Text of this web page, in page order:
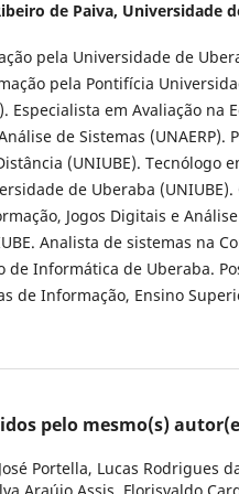
de Paiva, Universidade
pela Universidade de
pela Pontifícia
Especialista em Avaliação na
de Sistemas (UNAERP).
(UNIUBE). Tecnólogo
de Uberaba (UNIUBE).
Jogos Digitais e
Analista de sistemas na
de Informática de Uberaba.
de Informação, Ensino
pelo mesmo(s)
Portella, Lucas Rodrigues